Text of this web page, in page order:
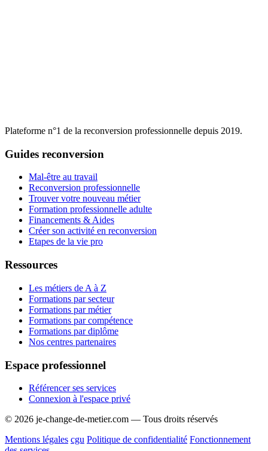
Plateforme n°1 de la reconversion professionnelle depuis 2019.
Guides reconversion
Mal-être au travail
Reconversion professionnelle
Trouver votre nouveau métier
Formation professionnelle adulte
Financements & Aides
Créer son activité en reconversion
Etapes de la vie pro
Ressources
Les métiers de A à Z
Formations par secteur
Formations par métier
Formations par compétence
Formations par diplôme
Nos centres partenaires
Espace professionnel
Référencer ses services
Connexion à l'espace privé
© 2026 je-change-de-metier.com — Tous droits réservés
Mentions légales cgu Politique de confidentialité Fonctionnement